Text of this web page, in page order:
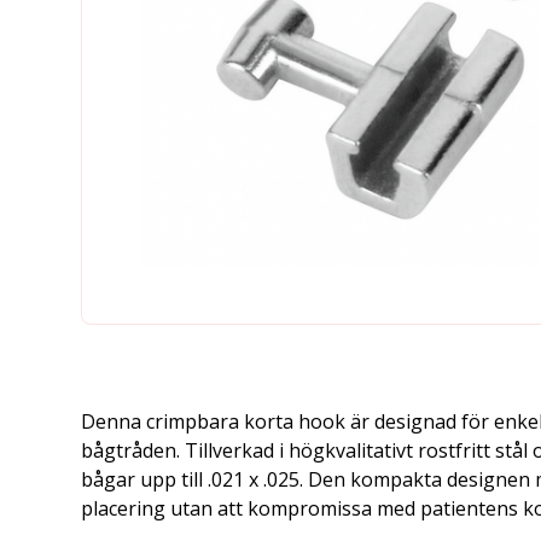
Denna crimpbara korta hook är designad för
bågtråden. Tillverkad i högkvalitativt rostfritt stål
bågar upp till .021 x .025. Den kompakta
placering utan att kompromissa med patientens